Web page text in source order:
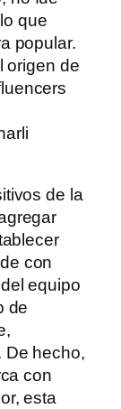
que
popular.
origen de
de la
con
equipo
de
De hecho,
con
esta